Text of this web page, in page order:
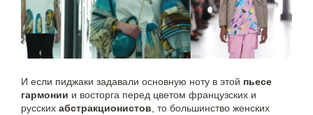
И если пиджаки задавали основную ноту в этой пьесе
гармонии и восторга перед цветом французских и
русских абстракционистов, то большинство женских